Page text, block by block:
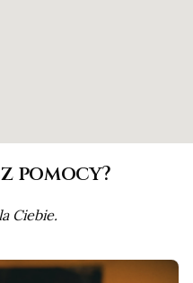
pomocy?
Ciebie.